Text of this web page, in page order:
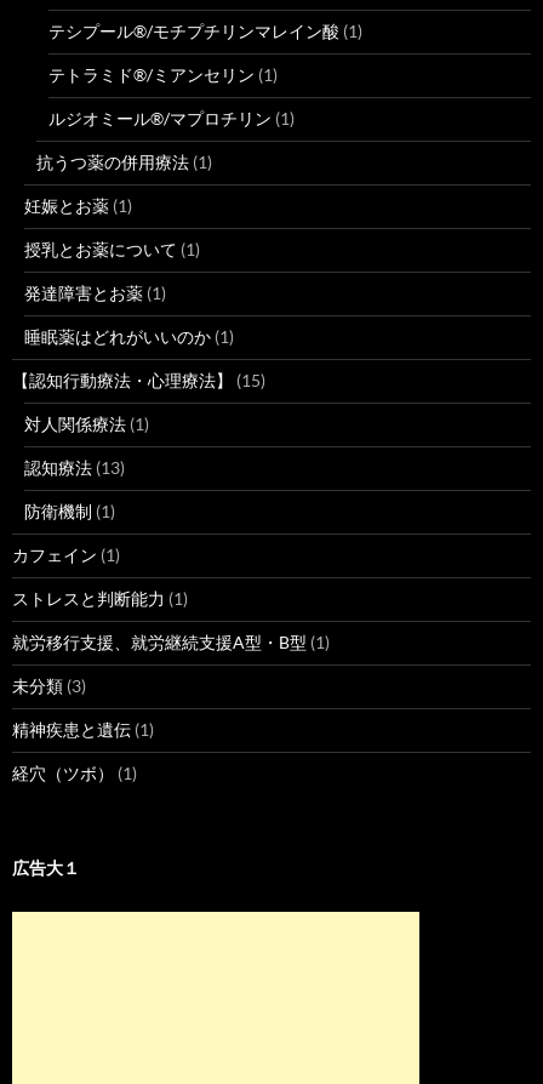
テシプール®/モチプチリンマレイン酸 (1)
テトラミド®/ミアンセリン (1)
ルジオミール®/マプロチリン (1)
抗うつ薬の併用療法 (1)
妊娠とお薬 (1)
授乳とお薬について (1)
発達障害とお薬 (1)
睡眠薬はどれがいいのか (1)
【認知行動療法・心理療法】 (15)
対人関係療法 (1)
認知療法 (13)
防衛機制 (1)
カフェイン (1)
ストレスと判断能力 (1)
就労移行支援、就労継続支援A型・B型 (1)
未分類 (3)
精神疾患と遺伝 (1)
経穴（ツボ） (1)
広告大１